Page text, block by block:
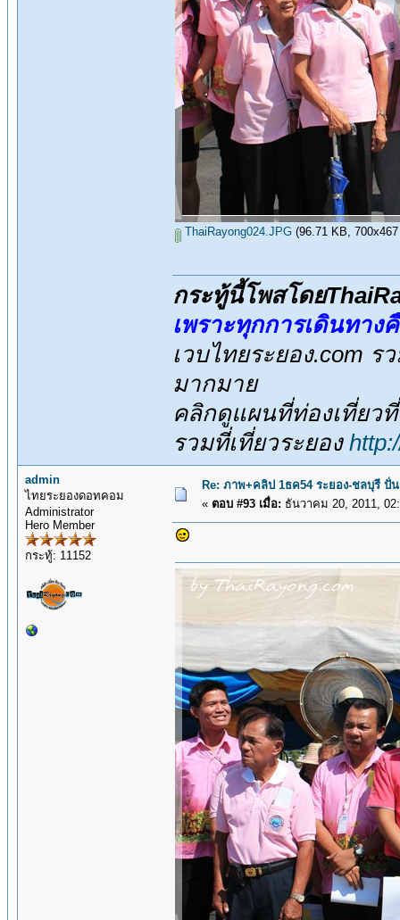
ThaiRayong024.JPG (96.71 KB,
กระทู้นี้โพสโดย
เพราะทุกการเดินทาง
เวบไทยระยอง.com
มากมาย
คลิกดูแผนที่ท่องเที่ยว
รวมที่เที่ยวระยอง
admin
ไทยระยองดอทคอม
Administrator
Hero Member
กระทู้: 11152
Re: ภาพ+คลิป 1ธค54 ระยอง-ชลบุรี ปั่
« ตอบ #93 เมื่อ: ธันวาคม 20, 2011,